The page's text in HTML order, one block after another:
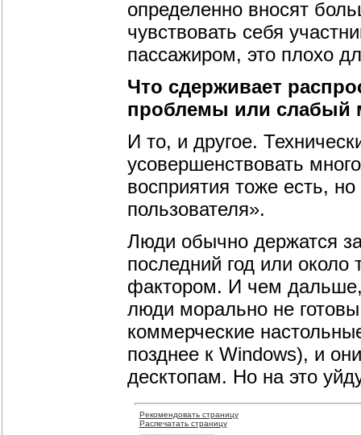
определенно вносят
чувствовать себя
пассажиром, это плохо
Что сдерживает
проблемы или слабый
И то, и другое.
усовершенствовать
восприятия тоже есть,
пользователя».
Люди обычно держатся
последний год или
фактором. И чем дальше,
люди морально не
коммерческие
позднее к Windows), и
десктопам. Но на это
Рекомендовать страницу
Распечатать страницу